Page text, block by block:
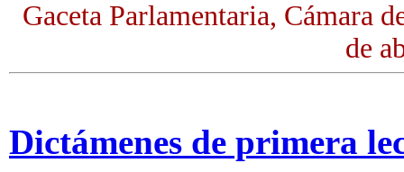
Gaceta Parlamentaria, Cámara
de
Dictámenes de primera